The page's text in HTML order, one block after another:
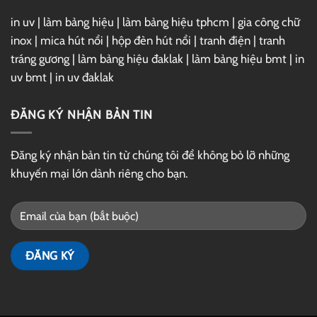
in uv | làm bảng hiệu | làm bảng hiệu tphcm | gia công chữ
inox | mica hút nổi | hộp đèn hút nổi | tranh điện | tranh
tráng gương | làm bảng hiệu đaklak | làm bảng hiệu bmt | in
uv bmt | in uv đaklak
ĐĂNG KÝ NHẬN BẢN TIN
Đăng ký nhận bản tin từ chúng tôi để không bỏ lỡ những
khuyến mại lớn dành riêng cho bạn.